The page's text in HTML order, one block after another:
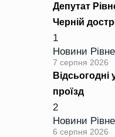
Депутат
Черній
1
Новини Рівне
7 серпня 2026
проїзд
2
Новини Рівне
6 серпня 2026